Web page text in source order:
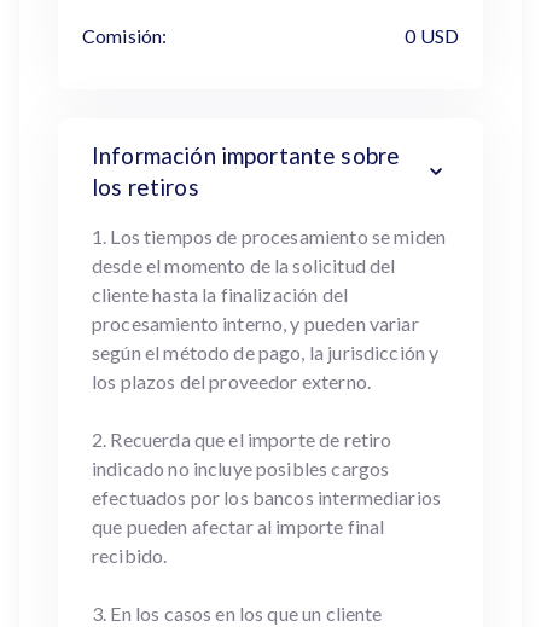
Comisión: 0 USD
Información importante sobre
los retiros
1. Los tiempos de procesamiento se miden
desde el momento de la solicitud del
cliente hasta la finalización del
procesamiento interno, y pueden variar
según el método de pago, la jurisdicción y
los plazos del proveedor externo.
2. Recuerda que el importe de retiro
indicado no incluye posibles cargos
efectuados por los bancos intermediarios
que pueden afectar al importe final
recibido.
3. En los casos en los que un cliente